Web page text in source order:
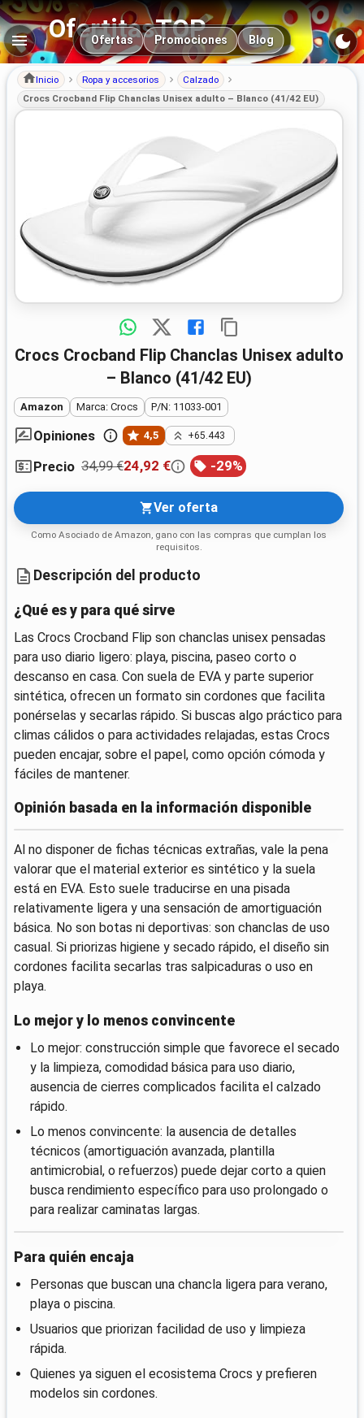
OfertitasTOP
Navegación principal
Ofertas Promociones Blog
Inicio Ropa y accesorios
Calzado
Crocs Crocband Flip Chanclas Unisex adulto – Blanco (41/42 EU)
Crocs Crocband Flip Chanclas Unisex adulto
– Blanco (41/42 EU)
Amazon Marca: Crocs P/N: 11033-001
Opiniones 4,5 +65.443
Precio 34,99 €24,92 € -29%
Ver oferta
Como Asociado de Amazon, gano con las compras que cumplan los
requisitos.
Descripción del producto
¿Qué es y para qué sirve
Las Crocs Crocband Flip son chanclas unisex pensadas
para uso diario ligero: playa, piscina, paseo corto o
descanso en casa. Con suela de EVA y parte superior
sintética, ofrecen un formato sin cordones que facilita
ponérselas y secarlas rápido. Si buscas algo práctico para
climas cálidos o para actividades relajadas, estas Crocs
pueden encajar, sobre el papel, como opción cómoda y
fáciles de mantener.
Opinión basada en la información disponible
Al no disponer de fichas técnicas extrañas, vale la pena
valorar que el material exterior es sintético y la suela
está en EVA. Esto suele traducirse en una pisada
relativamente ligera y una sensación de amortiguación
básica. No son botas ni deportivas: son chanclas de uso
casual. Si priorizas higiene y secado rápido, el diseño sin
cordones facilita secarlas tras salpicaduras o uso en
playa.
Lo mejor y lo menos convincente
Lo mejor: construcción simple que favorece el secado
y la limpieza, comodidad básica para uso diario,
ausencia de cierres complicados facilita el calzado
rápido.
Lo menos convincente: la ausencia de detalles
técnicos (amortiguación avanzada, plantilla
antimicrobial, o refuerzos) puede dejar corto a quien
busca rendimiento específico para uso prolongado o
para realizar caminatas largas.
Para quién encaja
Personas que buscan una chancla ligera para verano,
playa o piscina.
Usuarios que priorizan facilidad de uso y limpieza
rápida.
Quienes ya siguen el ecosistema Crocs y prefieren
modelos sin cordones.